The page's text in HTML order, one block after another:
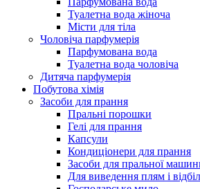
Туалетна вода жіноча
Місти для тіла
Чоловіча парфумерія
Парфумована вода
Туалетна вода чоловіча
Дитяча парфумерія
Побутова хімія
Засоби для прання
Пральні порошки
Гелі для прання
Капсули
Кондиціонери для прання
Засоби для пральної
Для виведення плям і